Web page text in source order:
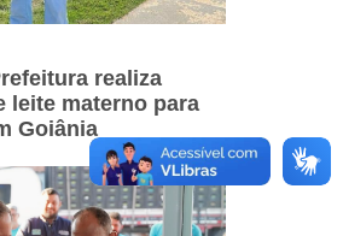
realiza
leite materno para
Goiânia